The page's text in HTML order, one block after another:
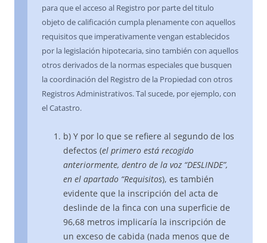
para que el acceso al Registro por parte del titulo
objeto de calificación cumpla plenamente con aquellos
requisitos que imperativamente vengan establecidos
por la legislación hipotecaria, sino también con aquellos
otros derivados de la normas especiales que busquen
la coordinación del Registro de la Propiedad con otros
Registros Administrativos. Tal sucede, por ejemplo, con
el Catastro.
b) Y por lo que se refiere al segundo de los
defectos (el primero está recogido
anteriormente, dentro de la voz “DESLINDE”,
en el apartado “Requisitos), es también
evidente que la inscripción del acta de
deslinde de la finca con una superficie de
96,68 metros implicaría la inscripción de
un exceso de cabida (nada menos que de